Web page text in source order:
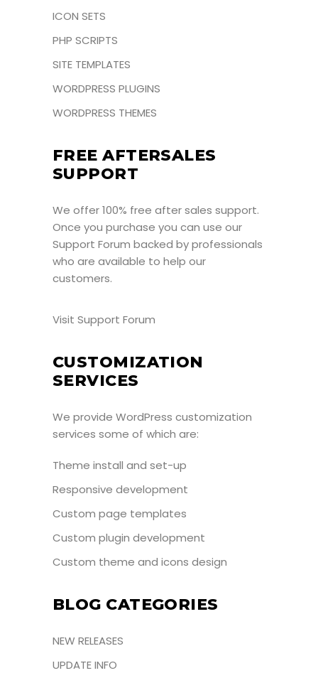
ICON SETS
PHP SCRIPTS
SITE TEMPLATES
WORDPRESS PLUGINS
WORDPRESS THEMES
FREE AFTERSALES
SUPPORT
We offer 100% free after sales support.
Once you purchase you can use our
Support Forum backed by professionals
who are available to help our
customers.
Visit Support Forum
CUSTOMIZATION
SERVICES
We provide WordPress customization
services some of which are:
Theme install and set-up
Responsive development
Custom page templates
Custom plugin development
Custom theme and icons design
BLOG CATEGORIES
NEW RELEASES
UPDATE INFO